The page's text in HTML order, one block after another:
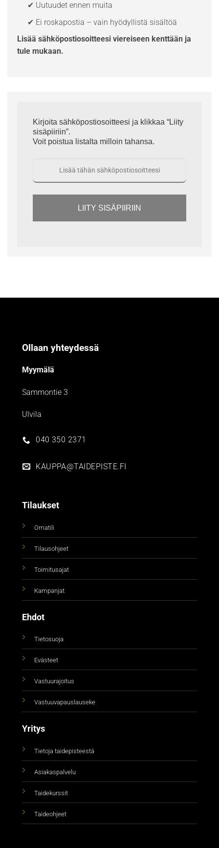
✔ Uutuudet ennen muita
✔ Ei roskapostia – vain hyödyllistä sisältöä
Lisää sähköpostiosoitteesi viereiseen kenttään ja
tule mukaan.
Kirjoita sähköpostiosoitteesi ja klikkaa “Liity
sisäpiiriin”.
Voit poistua listalta milloin tahansa.
LIITY SISÄPIIRIIN
Ollaan yhteydessä
Myymälä
Sammontie 3
Ulvila
040 350 2371
KAUPPA@TAIDEPISTE.FI
Tilaukset
Omatili
Tilausohjeet
Toimitusajat
Kampanjat
Ehdot
Tietosuoja
Evästeet
Vastuurajoitus
Vastuuvapauslauseke
Yritys
Tietoja taidepisteestä
Asiakaspalvelu
Taidekurssit
Taideohjeet